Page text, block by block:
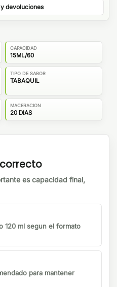
devoluciones
CAPACIDAD
15ML/60
TIPO DE SABOR
TABAQUIL
MACERACION
20 DIAS
es capacidad final,
120 ml segun el formato
para mantener